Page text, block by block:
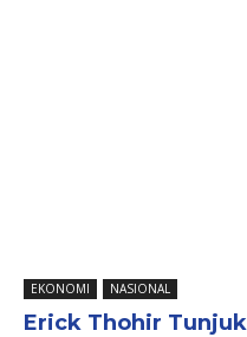
EKONOMI NASIONAL
Erick Thohir